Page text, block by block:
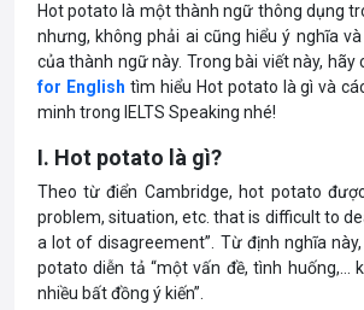
Hot potato là một thành ngữ thông dụng
nhưng, không phải ai cũng hiểu ý nghĩa
của thành ngữ này. Trong bài viết này, hãy
for English tìm hiểu Hot potato là gì và
minh trong IELTS Speaking nhé!
I. Hot potato là gì?
Theo từ điển Cambridge, hot potato
problem, situation, etc. that is difficult to
a lot of disagreement”. Từ định nghĩa
potato diễn tả “một vấn đề, tình huống,…
nhiều bất đồng ý kiến”.